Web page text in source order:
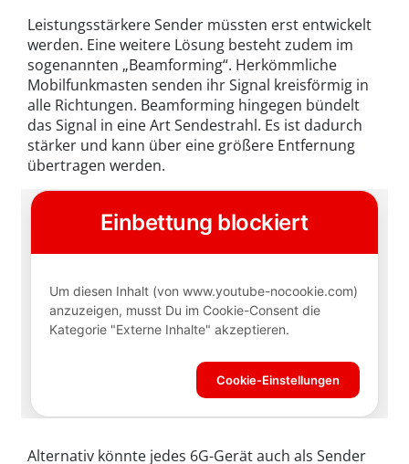
Leistungsstärkere Sender müssten erst entwickelt
werden. Eine weitere Lösung besteht zudem im
sogenannten „Beamforming“. Herkömmliche
Mobilfunkmasten senden ihr Signal kreisförmig in
alle Richtungen. Beamforming hingegen bündelt
das Signal in eine Art Sendestrahl. Es ist dadurch
stärker und kann über eine größere Entfernung
übertragen werden.
Alternativ könnte jedes 6G-Gerät auch als Sender